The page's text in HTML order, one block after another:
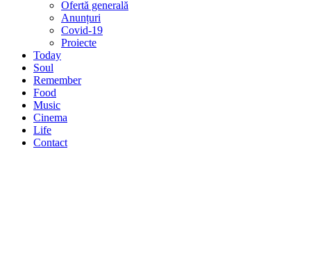
Ofertă generală
Anunțuri
Covid-19
Proiecte
Today
Soul
Remember
Food
Music
Cinema
Life
Contact